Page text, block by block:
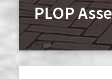
PLOP